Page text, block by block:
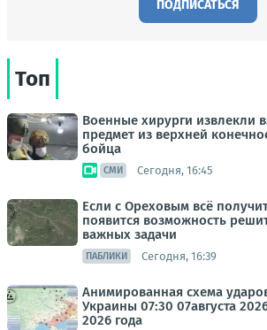
ПОДПИСАТЬСЯ
Топ
Военные хирурги извлекли
предмет из верхней
бойца
СМИ Сегодня, 16:45
Если с Ореховым всё
появится возможность
важных задачи
ПАБЛИКИ Сегодня, 16:39
Анимированная схема
Украины 07:30 07августа
2026 года